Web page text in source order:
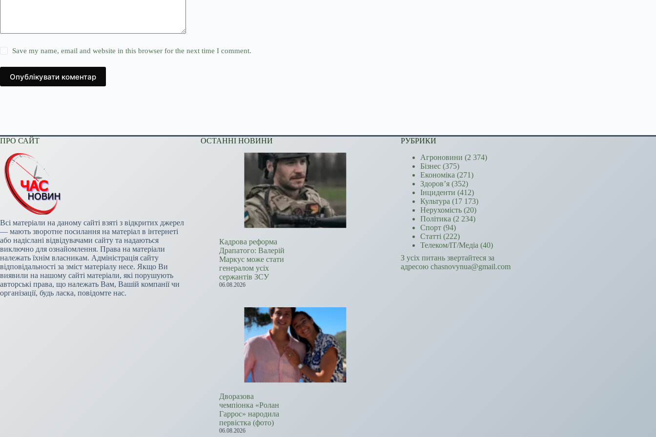
Save my name, email and website in this browser for the next time I comment.
Опублікувати коментар
ПРО САЙТ
Всі матеріали на даному сайті взяті з відкритих джерел
— мають зворотне посилання на матеріал в інтернеті
або надіслані відвідувачами сайту та надаються
виключно для ознайомлення. Права на матеріали
належать їхнім власникам. Адміністрація сайту
відповідальності за зміст матеріалу несе. Якщо Ви
виявили на нашому сайті матеріали, які порушують
авторські права, що належать Вам, Вашій компанії чи
організації, будь ласка, повідомте нас.
ОСТАННІ НОВИНИ
Кадрова реформа
Драпатого: Валерій
Маркус може стати
генералом усіх
сержантів ЗСУ
06.08.2026
Дворазова
чемпіонка «Ролан
Гаррос» народила
первістка (фото)
06.08.2026
РУБРИКИ
Агроновини (2 374)
Бізнес (375)
Економіка (271)
Здоров’я (352)
Інциденти (412)
Культура (17 173)
Нерухомість (20)
Політика (2 234)
Спорт (94)
Статті (222)
Телеком/ІТ/Медіа (40)
З усіх питань звертайтеся за
адресою chasnovynua@gmail.com